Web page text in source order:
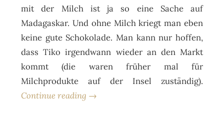
mit der Milch ist ja so eine Sache auf
Madagaskar. Und ohne Milch kriegt man eben
keine gute Schokolade. Man kann nur hoffen,
dass Tiko irgendwann wieder an den Markt
kommt (die waren früher mal für
Milchprodukte auf der Insel zuständig).
Continue reading →